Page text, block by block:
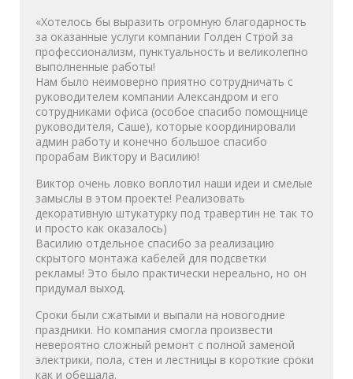
«Хотелось бы выразить огромную благодарность
за оказанные услуги компании Голден Строй за
профессионализм, пунктуальность и великолепно
выполненные работы!
Нам было неимоверно приятно сотрудничать с
руководителем компании Александром и его
сотрудниками офиса (особое спасибо помощнице
руководителя, Саше), которые координировали
админ работу и конечно большое спасибо
прорабам Виктору и Василию!
Виктор очень ловко воплотил наши идеи и смелые
замыслы в этом проекте! Реализовать
декоративную штукатурку под травертин не так то
и просто как оказалось)
Василию отдельное спасибо за реализацию
скрытого монтажа кабелей для подсветки
рекламы! Это было практически нереально, но он
придумал выход.
Сроки были сжатыми и выпали на новогодние
праздники. Но компания смогла произвести
невероятно сложный ремонт с полной заменой
электрики, пола, стен и лестницы в короткие сроки
как и обещала.